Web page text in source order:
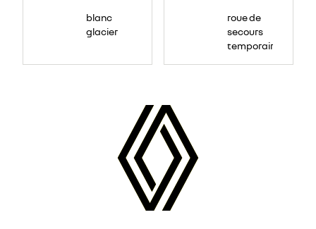
blanc
glacier
roue de
secours
temporaire